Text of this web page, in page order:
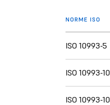
NORME ISO
ISO 10993-5
ISO 10993-10
ISO 10993-10